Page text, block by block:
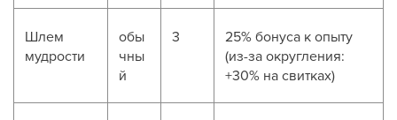
Шлем
мудрости
обы
чны
й
3
25% бонуса к опыту
(из-за округления:
+30% на свитках)